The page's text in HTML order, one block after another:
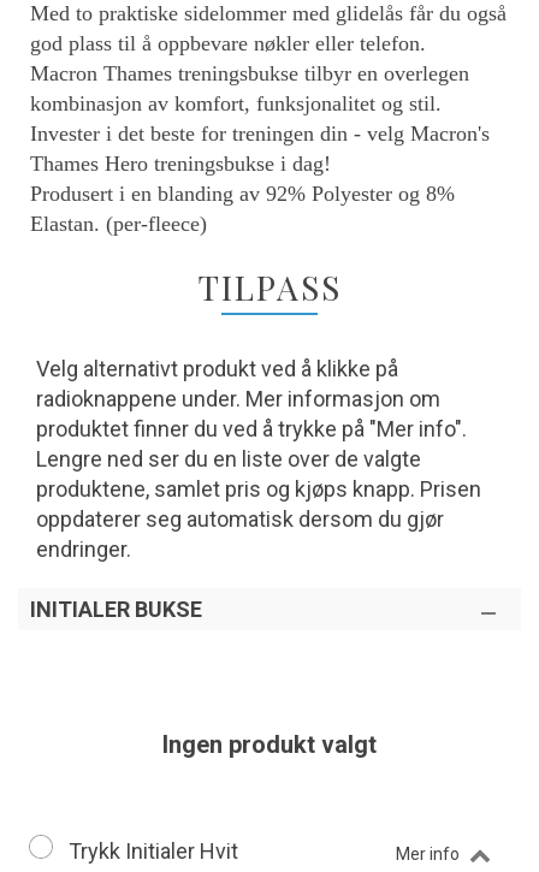
Med to praktiske sidelommer med glidelås får du også
god plass til å oppbevare nøkler eller telefon.
Macron Thames treningsbukse tilbyr en overlegen
kombinasjon av komfort, funksjonalitet og stil.
Invester i det beste for treningen din - velg Macron's
Thames Hero treningsbukse i dag!
Produsert i en blanding av 92% Polyester og 8%
Elastan. (per-fleece)
TILPASS
Velg alternativt produkt ved å klikke på
radioknappene under. Mer informasjon om
produktet finner du ved å trykke på "Mer info".
Lengre ned ser du en liste over de valgte
produktene, samlet pris og kjøps knapp. Prisen
oppdaterer seg automatisk dersom du gjør
endringer.
INITIALER BUKSE
Ingen produkt valgt
Trykk Initialer Hvit Mer info